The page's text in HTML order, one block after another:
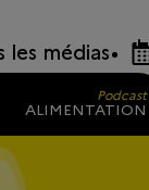
les médias
Podcast
ALIMENTATION